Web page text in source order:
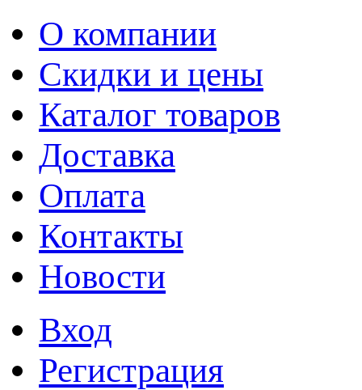
О компании
Скидки и цены
Каталог товаров
Доставка
Оплата
Контакты
Новости
Вход
Регистрация